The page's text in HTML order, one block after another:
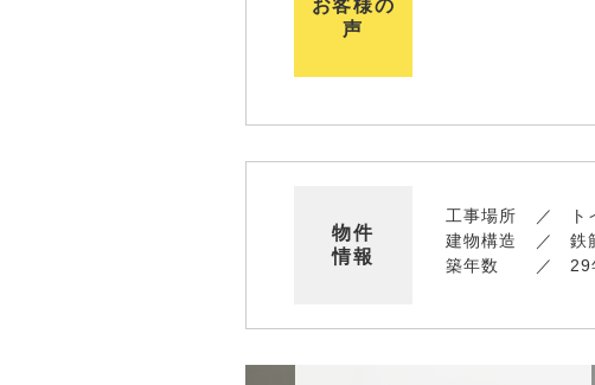
お客様の
声
物件
情報
工事場所
ト
建物構造
鉄
築年数
29